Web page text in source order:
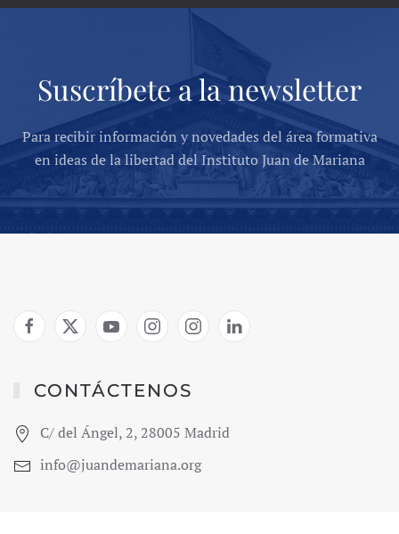
Suscríbete a la newsletter
Para recibir información y novedades del área formativa
en ideas de la libertad del Instituto Juan de Mariana
CONTÁCTENOS
C/ del Ángel, 2, 28005 Madrid
info@juandemariana.org